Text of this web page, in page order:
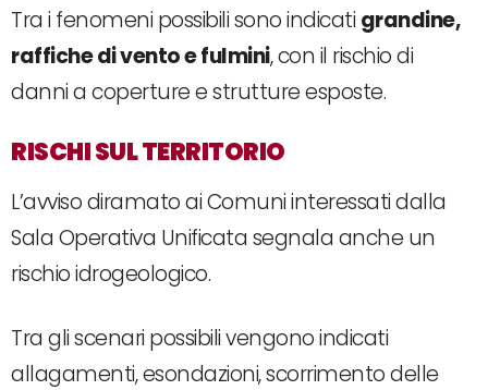
Tra i fenomeni possibili sono indicati grandine,
raffiche di vento e fulmini, con il rischio di
danni a coperture e strutture esposte.
RISCHI SUL TERRITORIO
L’avviso diramato ai Comuni interessati dalla
Sala Operativa Unificata segnala anche un
rischio idrogeologico.
Tra gli scenari possibili vengono indicati
allagamenti, esondazioni, scorrimento delle